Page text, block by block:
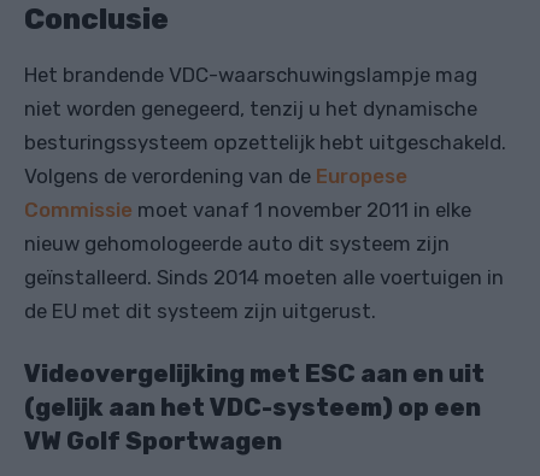
Conclusie
Het brandende VDC-waarschuwingslampje mag
niet worden genegeerd, tenzij u het dynamische
besturingssysteem opzettelijk hebt uitgeschakeld.
Volgens de verordening van de Europese
Commissie moet vanaf 1 november 2011 in elke
nieuw gehomologeerde auto dit systeem zijn
geïnstalleerd. Sinds 2014 moeten alle voertuigen in
de EU met dit systeem zijn uitgerust.
Videovergelijking met ESC aan en uit
(gelijk aan het VDC-systeem) op een
VW Golf Sportwagen